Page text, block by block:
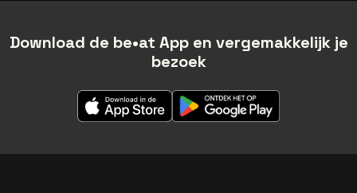
Download de be•at App en vergemakkelijk je
bezoek